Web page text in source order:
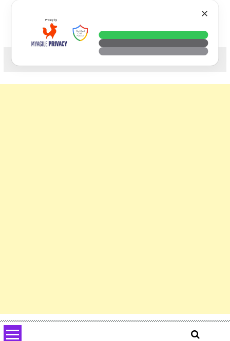
科技. 生活. 攝影.
✕